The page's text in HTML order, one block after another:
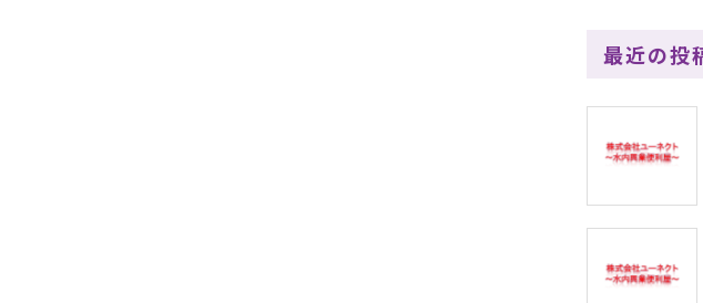
最近の投